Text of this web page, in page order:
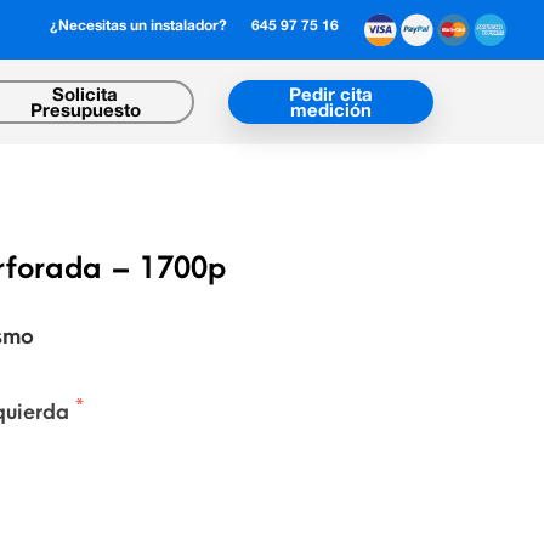
¿Necesitas un instalador? 645 97 75 16
Solicita
Presupuesto
Pedir cita
medición
– 1700p